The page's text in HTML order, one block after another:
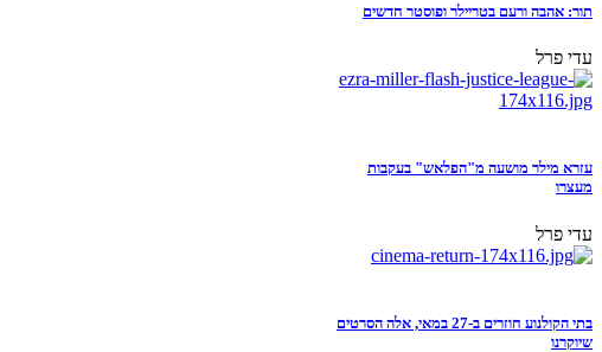
תור: אהבה ורעם בטריילר ופוסטר חדשים
עדי פרל
עזרא מילר מושעה מ"הפלאש" בעקבות
מעצרו
עדי פרל
בתי הקולנוע חוזרים ב-27 במאי, אלה הסרטים
שיוקרנו